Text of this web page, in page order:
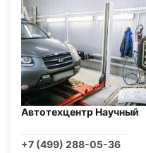
Автотехцентр Научный
+7 (499) 288-05-36